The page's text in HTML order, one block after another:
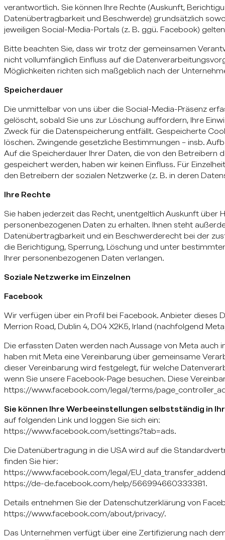
verantwortlich. Sie können Ihre Rechte (Auskunft,
Datenübertragbarkeit und Beschwerde) grundsätzlich
jeweiligen Social-Media-Portals (z. B. ggü. Facebook)
Bitte beachten Sie, dass wir trotz der gemeinsamen
nicht vollumfänglich Einfluss auf die
Möglichkeiten richten sich maßgeblich nach der
Speicherdauer
Die unmittelbar von uns über die Social-Media-Präsenz
gelöscht, sobald Sie uns zur Löschung auffordern, Ihre
Zweck für die Datenspeicherung entfällt. Gespeicherte
löschen. Zwingende gesetzliche Bestimmungen – insb.
Auf die Speicherdauer Ihrer Daten, die von den Betreibern
gespeichert werden, haben wir keinen Einfluss. Für
den Betreibern der sozialen Netzwerke (z. B. in deren
Ihre Rechte
Sie haben jederzeit das Recht, unentgeltlich Auskunft
personenbezogenen Daten zu erhalten. Ihnen steht
Datenübertragbarkeit und ein Beschwerderecht bei der
die Berichtigung, Sperrung, Löschung und unter
Ihrer personenbezogenen Daten verlangen.
Soziale Netzwerke im Einzelnen
Facebook
Wir verfügen über ein Profil bei Facebook. Anbieter dieses
Merrion Road, Dublin 4, D04 X2K5, Irland (nachfolgend
Die erfassten Daten werden nach Aussage von Meta auch
haben mit Meta eine Vereinbarung über gemeinsame
dieser Vereinbarung wird festgelegt, für welche
wenn Sie unsere Facebook-Page besuchen. Diese
https://www.facebook.com/legal/terms/
Sie können Ihre Werbeeinstellungen selbstständig in
auf folgenden Link und loggen Sie sich ein:
https://www.facebook.com/settings?tab=ads.
Die Datenübertragung in die USA wird auf die
finden Sie hier:
https://www.facebook.com/legal/
https://de-de.facebook.com/help/566994660333381.
Details entnehmen Sie der Datenschutzerklärung von
https://www.facebook.com/about/privacy/.
Das Unternehmen verfügt über eine Zertifizierung nach